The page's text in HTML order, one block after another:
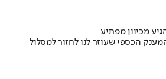
מכיוון מפתיע
הכספי שעוזר לנו לחזור למסלול